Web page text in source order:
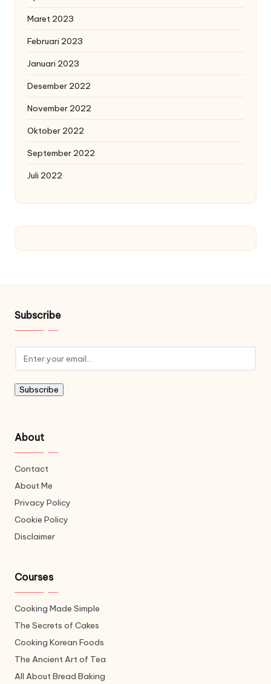
Maret 2023
Februari 2023
Januari 2023
Desember 2022
November 2022
Oktober 2022
September 2022
Juli 2022
Subscribe
Subscribe
About
Contact
About Me
Privacy Policy
Cookie Policy
Disclaimer
Courses
Cooking Made Simple
The Secrets of Cakes
Cooking Korean Foods
The Ancient Art of Tea
All About Bread Baking